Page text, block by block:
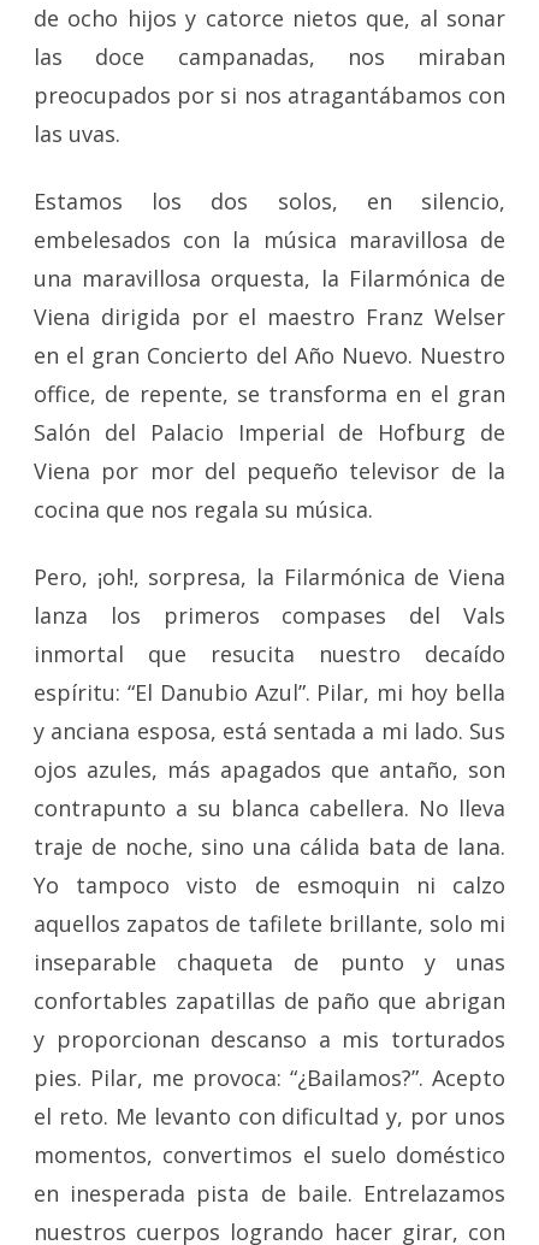
de ocho hijos y catorce nietos que, al sonar
las doce campanadas, nos miraban
preocupados por si nos atragantábamos con
las uvas.
Estamos los dos solos, en silencio,
embelesados con la música maravillosa de
una maravillosa orquesta, la Filarmónica de
Viena dirigida por el maestro Franz Welser
en el gran Concierto del Año Nuevo. Nuestro
office, de repente, se transforma en el gran
Salón del Palacio Imperial de Hofburg de
Viena por mor del pequeño televisor de la
cocina que nos regala su música.
Pero, ¡oh!, sorpresa, la Filarmónica de Viena
lanza los primeros compases del Vals
inmortal que resucita nuestro decaído
espíritu: “El Danubio Azul”. Pilar, mi hoy bella
y anciana esposa, está sentada a mi lado. Sus
ojos azules, más apagados que antaño, son
contrapunto a su blanca cabellera. No lleva
traje de noche, sino una cálida bata de lana.
Yo tampoco visto de esmoquin ni calzo
aquellos zapatos de tafilete brillante, solo mi
inseparable chaqueta de punto y unas
confortables zapatillas de paño que abrigan
y proporcionan descanso a mis torturados
pies. Pilar, me provoca: “¿Bailamos?”. Acepto
el reto. Me levanto con dificultad y, por unos
momentos, convertimos el suelo doméstico
en inesperada pista de baile. Entrelazamos
nuestros cuerpos logrando hacer girar, con